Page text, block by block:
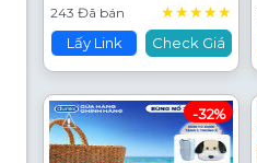
243 Đã bán ★★★★★
Lấy Link Check Giá
-32%